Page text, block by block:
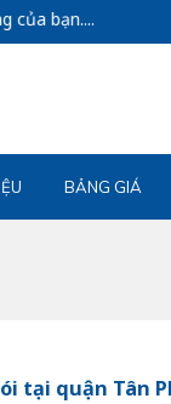
BẢNG GIÁ
tại quận Tân